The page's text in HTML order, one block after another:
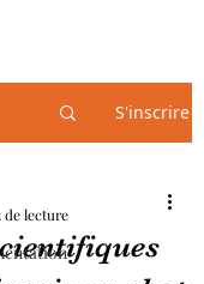
S'inscrire
de lecture